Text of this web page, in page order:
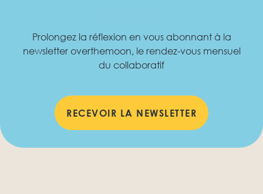
Prolongez la réflexion en vous abonnant à la
newsletter overthemoon, le rendez-vous mensuel
du collaboratif
RECEVOIR LA NEWSLETTER